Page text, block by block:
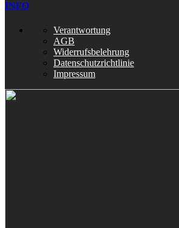
INFO
Verantwortung
AGB
Widerrufsbelehrung
Datenschutzrichtlinie
Impressum